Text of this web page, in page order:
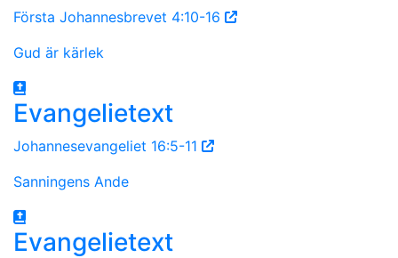
Första Johannesbrevet 4:10-16
Gud är kärlek
Evangelietext
Johannesevangeliet 16:5-11
Sanningens Ande
Evangelietext